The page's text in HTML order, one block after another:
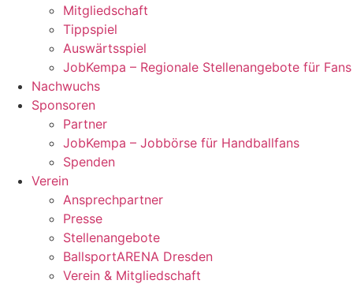
Mitgliedschaft
Tippspiel
Auswärtsspiel
JobKempa – Regionale Stellenangebote für Fans
Nachwuchs
Sponsoren
Partner
JobKempa – Jobbörse für Handballfans
Spenden
Verein
Ansprechpartner
Presse
Stellenangebote
BallsportARENA Dresden
Verein & Mitgliedschaft